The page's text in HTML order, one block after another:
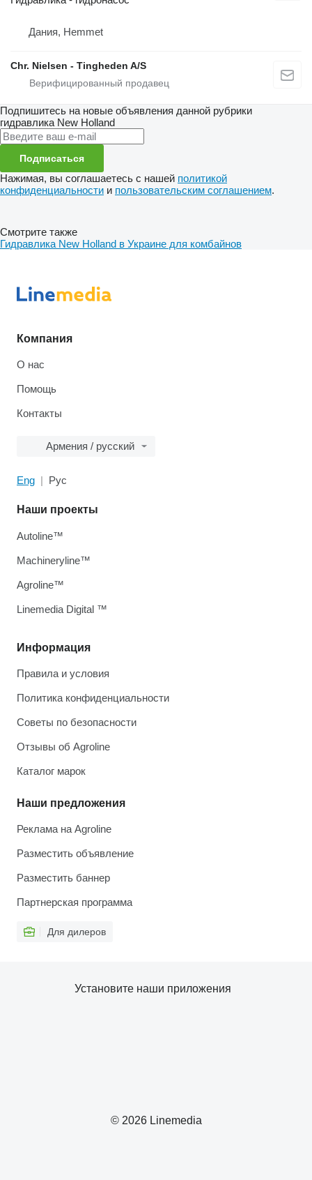
Дания, Hemmet
Chr. Nielsen - Tingheden A/S
Подпишитесь на новые объявления данной рубрики
гидравлика New Holland
Подписаться
Нажимая, вы соглашаетесь с нашей политикой
конфиденциальности и пользовательским соглашением.
Смотрите также
Гидравлика New Holland в Украине для комбайнов
Компания
О нас
Помощь
Контакты
Армения / русский
Eng Рус
Информация
Правила и условия
Политика конфиденциальности
Советы по безопасности
Отзывы об Agroline
Каталог марок
Наши предложения
Реклама на Agroline
Разместить объявление
Разместить баннер
Партнерская программа
Для дилеров
Наши проекты
Autoline™
Machineryline™
Agroline™
Linemedia Digital ™
© 2026 Linemedia
Установите наши приложения